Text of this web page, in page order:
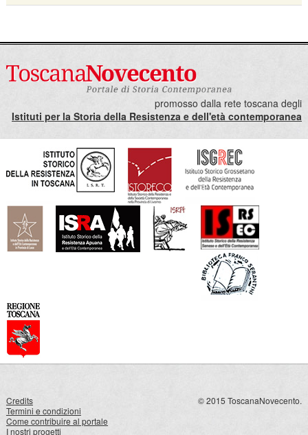
promosso dalla rete toscana degli
Istituti per la Storia della Resistenza e dell'età contemporanea
Credits
Termini e condizioni
Come contribuire al portale
I nostri progetti
© 2015 ToscanaNovecento.